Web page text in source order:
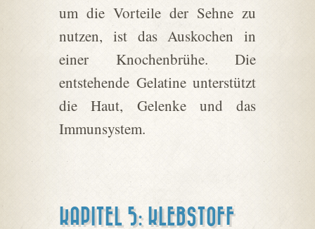
um die Vorteile der Sehne zu
nutzen, ist das Auskochen in
einer Knochenbrühe. Die
entstehende Gelatine unterstützt
die Haut, Gelenke und das
Immunsystem.
KAPITEL 5: KLEBSTOFF